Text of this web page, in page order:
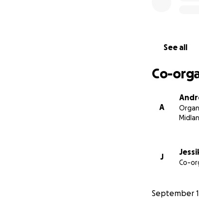
See all
Co-
A
J
Co-
September